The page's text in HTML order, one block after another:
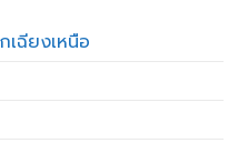
เฉียงเหนือ